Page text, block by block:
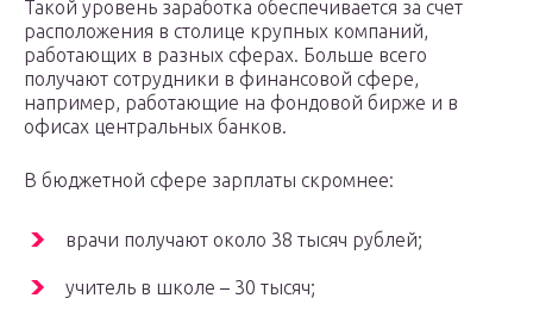
Такой уровень заработка обеспечивается за счет
расположения в столице крупных компаний,
работающих в разных сферах. Больше всего
получают сотрудники в финансовой сфере,
например, работающие на фондовой бирже и в
офисах центральных банков.
В бюджетной сфере зарплаты скромнее:
врачи получают около 38 тысяч рублей;
учитель в школе – 30 тысяч;